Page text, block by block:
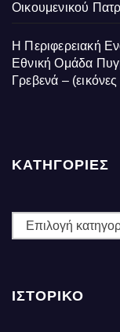
Οικουμενικού
Η Περιφερειακή
Εθνική Ομάδα
Γρεβενά –
ΚΑΤΗΓΟΡΙΕΣ
ΚΑΤΗΓΟΡΙΕΣ
ΙΣΤΟΡΙΚΌ